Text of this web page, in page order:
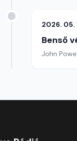
2026. 05.
Benső
John